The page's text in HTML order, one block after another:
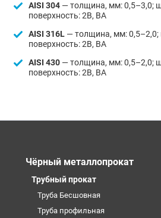
AISI 304— толщина, мм: 0,5–3,0;
поверхность: 2В, BA
AISI 316L— толщина, мм: 0,5–2,0;
поверхность: 2В, BA
AISI 430— толщина, мм: 0,5–2,0;
поверхность: 2В, BA
Чёрный металлопрокат
Трубный прокат
Труба Бесшовная
Труба профильная